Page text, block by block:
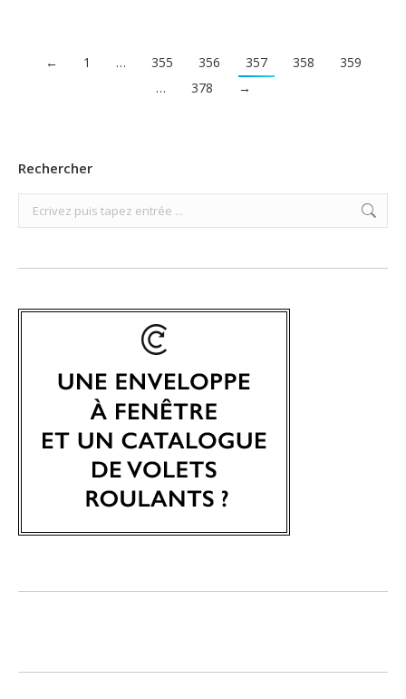
← 1 … 355 356 357 358
359
…
378 →
Rechercher
Search: